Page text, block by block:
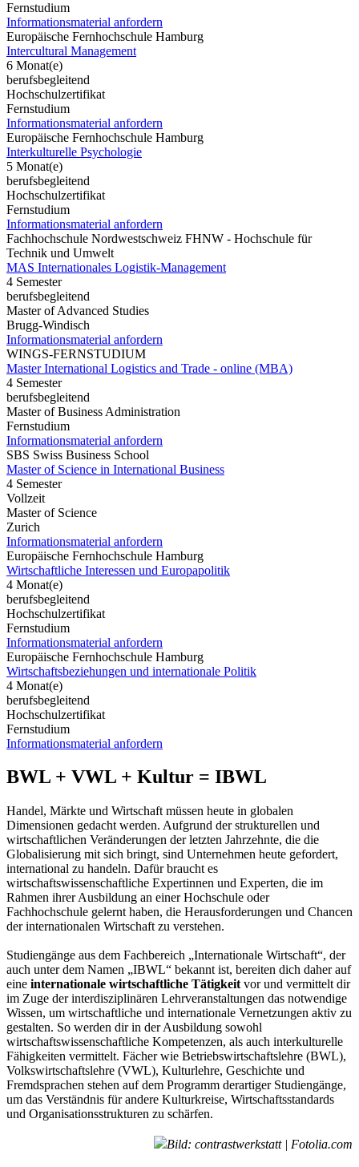
Fernstudium
Informationsmaterial anfordern
Europäische Fernhochschule Hamburg
Intercultural Management
6 Monat(e)
berufsbegleitend
Hochschulzertifikat
Fernstudium
Informationsmaterial anfordern
Europäische Fernhochschule Hamburg
Interkulturelle Psychologie
5 Monat(e)
berufsbegleitend
Hochschulzertifikat
Fernstudium
Informationsmaterial anfordern
Fachhochschule Nordwestschweiz FHNW - Hochschule für
Technik und Umwelt
MAS Internationales Logistik-Management
4 Semester
berufsbegleitend
Master of Advanced Studies
Brugg-Windisch
Informationsmaterial anfordern
WINGS-FERNSTUDIUM
Master International Logistics and Trade - online (MBA)
4 Semester
berufsbegleitend
Master of Business Administration
Fernstudium
Informationsmaterial anfordern
SBS Swiss Business School
Master of Science in International Business
4 Semester
Vollzeit
Master of Science
Zurich
Informationsmaterial anfordern
Europäische Fernhochschule Hamburg
Wirtschaftliche Interessen und Europapolitik
4 Monat(e)
berufsbegleitend
Hochschulzertifikat
Fernstudium
Informationsmaterial anfordern
Europäische Fernhochschule Hamburg
Wirtschaftsbeziehungen und internationale Politik
4 Monat(e)
berufsbegleitend
Hochschulzertifikat
Fernstudium
Informationsmaterial anfordern
BWL + VWL + Kultur = IBWL
Handel, Märkte und Wirtschaft müssen heute in globalen
Dimensionen gedacht werden. Aufgrund der strukturellen und
wirtschaftlichen Veränderungen der letzten Jahrzehnte, die die
Globalisierung mit sich bringt, sind Unternehmen heute gefordert,
international zu handeln. Dafür braucht es
wirtschaftswissenschaftliche Expertinnen und Experten, die im
Rahmen ihrer Ausbildung an einer Hochschule oder
Fachhochschule gelernt haben, die Herausforderungen und Chancen
der internationalen Wirtschaft zu verstehen.
Studiengänge aus dem Fachbereich „Internationale Wirtschaft“, der
auch unter dem Namen „IBWL“ bekannt ist, bereiten dich daher auf
eine internationale wirtschaftliche Tätigkeit vor und vermittelt dir
im Zuge der interdisziplinären Lehrveranstaltungen das notwendige
Wissen, um wirtschaftliche und internationale Vernetzungen aktiv zu
gestalten. So werden dir in der Ausbildung sowohl
wirtschaftswissenschaftliche Kompetenzen, als auch interkulturelle
Fähigkeiten vermittelt. Fächer wie Betriebswirtschaftslehre (BWL),
Volkswirtschaftslehre (VWL), Kulturlehre, Geschichte und
Fremdsprachen stehen auf dem Programm derartiger Studiengänge,
um das Verständnis für andere Kulturkreise, Wirtschaftsstandards
und Organisationsstrukturen zu schärfen.
Bild: contrastwerkstatt | Fotolia.com